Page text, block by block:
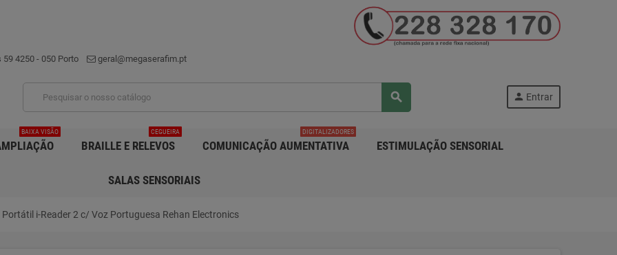
59 4250 - 050 Porto geral@megaserafim.pt
search person Entrar
BAIXA VISÃO
BRAILLE E RELEVOS
CEGUEIRA
COMUNICAÇÃO AUMENTATIVA
DIGITALIZADORES
ESTIMULAÇÃO SENSORIAL
SALAS SENSORIAIS
Portátil i-Reader 2 c/ Voz Portuguesa Rehan Electronics